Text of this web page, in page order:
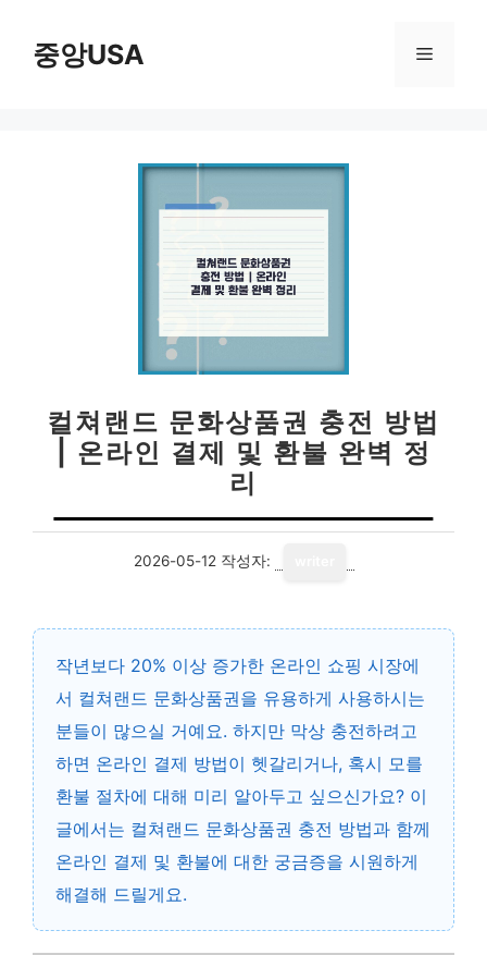
중앙USA 메
컬쳐랜드 문화상품권 충전 방법
| 온라인 결제 및 환불 완벽 정
리
2026-05-12 작성자:
작년보다 20% 이상 증가한 온라인 쇼핑 시장에
서 컬쳐랜드 문화상품권을 유용하게 사용하시는
분들이 많으실 거예요. 하지만 막상 충전하려고
하면 온라인 결제 방법이 헷갈리거나, 혹시 모를
환불 절차에 대해 미리 알아두고 싶으신가요? 이
글에서는 컬쳐랜드 문화상품권 충전 방법과 함께
온라인 결제 및 환불에 대한 궁금증을 시원하게
해결해 드릴게요.